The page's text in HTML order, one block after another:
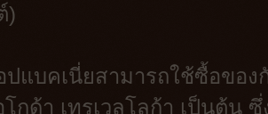
)
แบคเนี่ยสามารถใช้ซื้อของ
กด้า เทรเวลโลก้า เป็นต้น